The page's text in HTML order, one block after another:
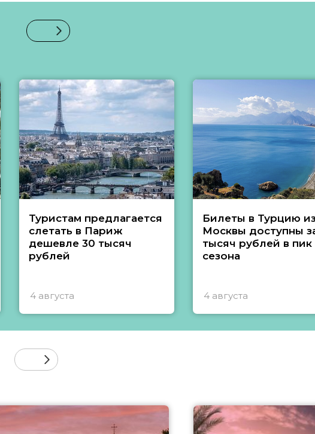
Туристам предлагается
слетать в Париж
дешевле 30 тысяч
рублей
4 августа
Билеты в Турцию из
Москвы доступны
тысяч рублей в пик
сезона
4 августа